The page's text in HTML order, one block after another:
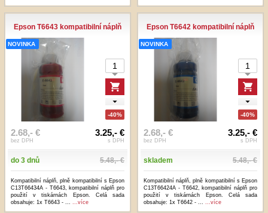
Epson T6643 kompatibilní náplň
NOVINKA
-40%
2.68,- €
bez DPH
3.25,- €
s DPH
do 3 dnů 5.48,- €
Kompatibilní náplň, plně kompatibilní s Epson
C13T66434A - T6643, kompatibilní náplň pro
použití v tiskárnách Epson. Celá sada
obsahuje: 1x T6643 - ...
...více
Epson T6642 kompatibilní náplň
NOVINKA
-40%
2.68,- €
bez DPH
3.25,- €
s DPH
skladem 5.48,- €
Kompatibilní náplň, plně kompatibilní s Epson
C13T66424A - T6642, kompatibilní náplň pro
použití v tiskárnách Epson. Celá sada
obsahuje: 1x T6642 - ...
...více